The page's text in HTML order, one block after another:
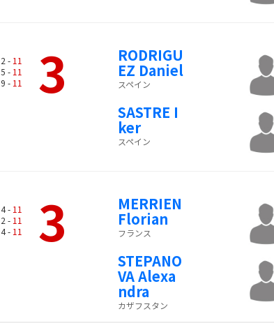
2 - 11
5 - 11
9 - 11 3 RODRIGU
EZ Daniel
スペイン
SASTRE I
ker
スペイン
4 - 11
2 - 11
4 - 11 3 MERRIEN
Florian
フランス
STEPANO
VA Alexa
ndra
カザフスタン